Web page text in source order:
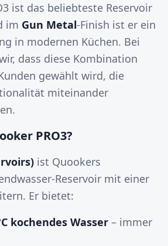
ist das beliebteste Reservoir
im Gun Metal-Finish ist er ein
in modernen Küchen. Bei
dass diese Kombination
gewählt wird, die
miteinander
PRO3?
ist Quookers
Reservoir mit einer
Er bietet:
kochendes Wasser – immer